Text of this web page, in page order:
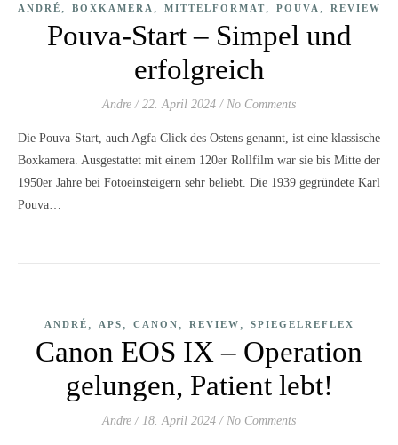
ANDRÉ , BOXKAMERA , MITTELFORMAT, POUVA , REVIEW
Pouva-Start – Simpel und
erfolgreich
Andre / 22. April 2024 / No Comments
Die Pouva-Start, auch Agfa Click des Ostens genannt, ist eine klassische
Boxkamera. Ausgestattet mit einem 120er Rollfilm war sie bis Mitte der
1950er Jahre bei Fotoeinsteigern sehr beliebt. Die 1939 gegründete Karl
Pouva…
ANDRÉ , APS , CANON , REVIEW , SPIEGELREFLEX
Canon EOS IX – Operation
gelungen, Patient lebt!
Andre / 18. April 2024 / No Comments